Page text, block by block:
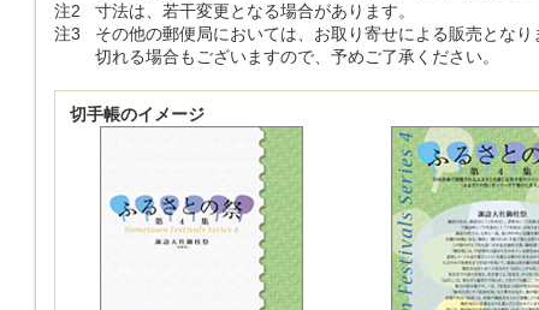
注2
寸法は、若干変更となる場合があります。
注3
その他の郵便局においては、お取り寄せによる販売とな
切れる場合もございますので、予めご了承ください。
切手帳のイメージ